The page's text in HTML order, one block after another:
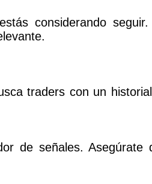
considerando
traders con un
de señales.